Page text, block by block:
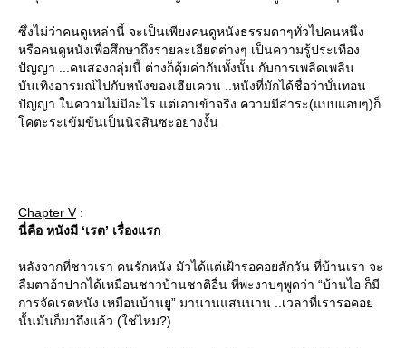
ซึ่งไม่ว่าคนดูเหล่านี้ จะเป็นเพียงคนดูหนังธรรมดาๆทั่วไปคนหนึ่ง
หรือคนดูหนังเพื่อศึกษาถึงรายละเอียดต่างๆ เป็นความรู้ประเทือง
ปัญญา ...คนสองกลุ่มนี้ ต่างก็คุ้มค่ากันทั้งนั้น กับการเพลิดเพลิน
บันเทิงอารมณ์ไปกับหนังของเฮียเควน ..หนังที่มักได้ชื่อว่าบั่นทอน
ปัญญา ในความไม่มีอะไร แต่เอาเข้าจริง ความมีสาระ(แบบแอบๆ)ก็
คตะระเข้มข้นเป็นนิจสินซะอย่างงั้น
Chapter V:
นี่คือ หนังมี ‘เรต’ เรื่องแรก
หลังจากที่ชาวเรา คนรักหนัง มัวได้แต่เฝ้ารอคอยสักวัน ที่บ้านเรา จะ
ลืมตาอ้าปากได้เหมือนชาวบ้านชาติอื่น ที่พะงาบๆพูดว่า “บ้านไอ ก็มี
การจัดเรตหนัง เหมือนบ้านยู” มานานแสนนาน ..เวลาที่เรารอคอ
นั้นมันก็มาถึงแล้ว (ใช่ไหม?)